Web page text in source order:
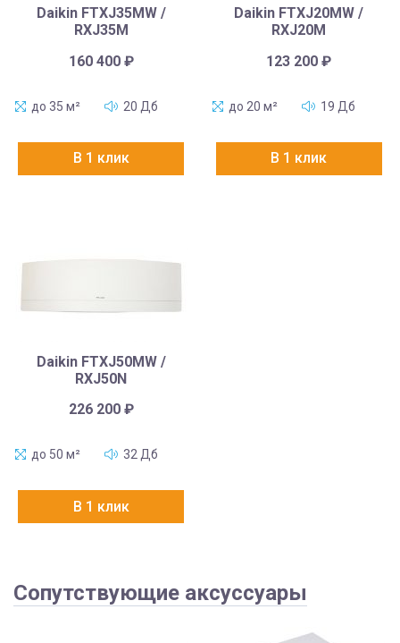
Daikin FTXJ35MW /
RXJ35M
160 400 ₽
до 35 м² 20 Дб
В 1 клик
Daikin FTXJ20MW /
RXJ20M
123 200₽
до 20 м² 19 Дб
В 1 клик
Daikin FTXJ50MW /
RXJ50N
226 200 ₽
до 50 м² 32 Дб
В 1 клик
Сопутствующие аксуссуары